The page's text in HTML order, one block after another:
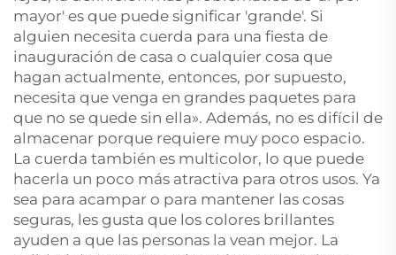
mayor' es que puede significar 'grande'. Si
alguien necesita cuerda para una fiesta de
inauguración de casa o cualquier cosa que
hagan actualmente, entonces, por supuesto,
necesita que venga en grandes paquetes para
que no se quede sin ella». Además, no es difícil de
almacenar porque requiere muy poco espacio.
La cuerda también es multicolor, lo que puede
hacerla un poco más atractiva para otros usos. Ya
sea para acampar o para mantener las cosas
seguras, les gusta que los colores brillantes
ayuden a que las personas la vean mejor. La